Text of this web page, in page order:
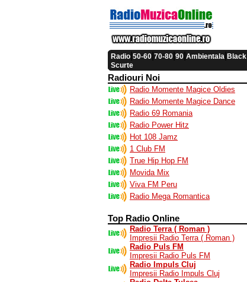
Radio 50-60 70-80 90 Ambientala Black
Scurte
Radiouri Noi
Radio Momente Magice Oldies
Radio Momente Magice Dance
Radio 69 Romania
Radio Power Hitz
Hot 108 Jamz
1 Club FM
True Hip Hop FM
Movida Mix
Viva FM Peru
Radio Mega Romantica
Top Radio Online
Radio Terra ( Roman )
Impresii Radio Terra ( Roman )
Radio Puls FM
Impresii Radio Puls FM
Radio Impuls Cluj
Impresii Radio Impuls Cluj